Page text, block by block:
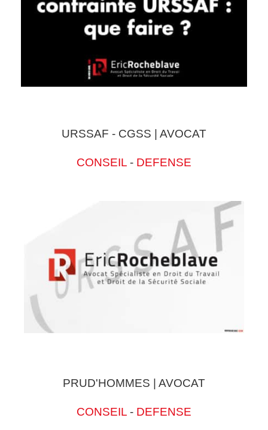
URSSAF - CGSS | AVOCAT
CONSEIL - DEFENSE
PRUD'HOMMES | AVOCAT
CONSEIL - DEFENSE